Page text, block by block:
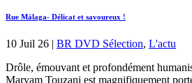
Rue Málaga- Délicat et savoureux !
10 Juil 26 BR DVD Sélection, L'actu
Drôle, émouvant et profondément
Maryam Touzani est magnifiquement